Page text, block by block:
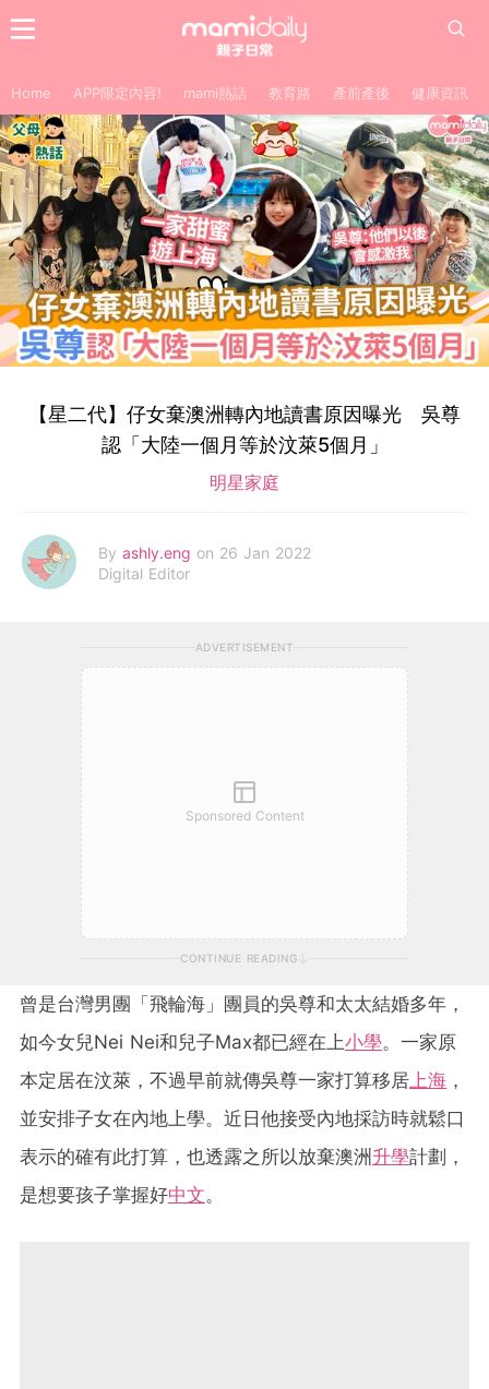
Home APP限定內容! mami熱話 教育路 產前產後 健康資訊
【星二代】仔女棄澳洲轉內地讀書原因曝光 吳尊
認「大陸一個月等於汶萊5個月」
明星家庭
By ashly.eng on 26 Jan 2022
Digital Editor
ADVERTISEMENT
Sponsored Content
CONTINUE READING
曾是台灣男團「飛輪海」團員的吳尊和太太結婚多年，
如今女兒Nei Nei和兒子Max都已經在上小學。一家原
本定居在汶萊，不過早前就傳吳尊一家打算移居 上海 ，
並安排子女在內地上學。近日他接受內地採訪時就鬆口
表示的確有此打算，也透露之所以放棄澳洲 升學計劃，
是想要孩子掌握好中文。